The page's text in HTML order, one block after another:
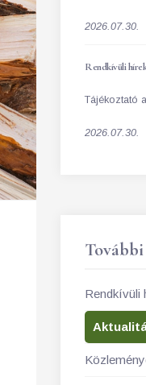
2026.07.30.
Rendkívüli
Tájékoztató
2026.07.30.
Rendkívüli